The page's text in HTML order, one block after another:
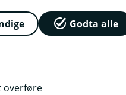
når du får
i panna
overføre
Godta alle